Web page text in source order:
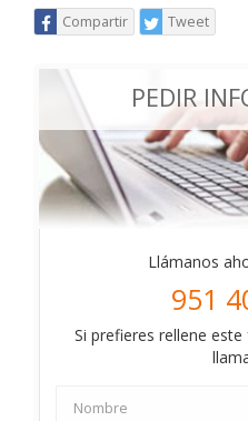
Compartir Tweet
PEDIR
Llámanos
951
Si prefieres rellene